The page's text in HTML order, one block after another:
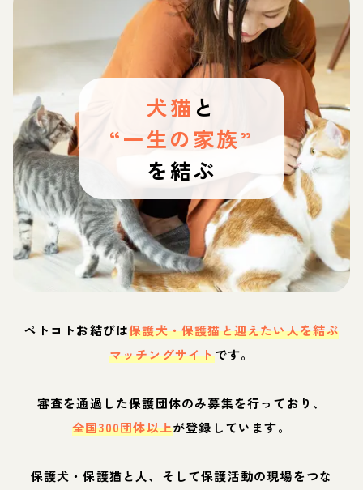
犬猫 と
“一生の家族”
を結ぶ
ペトコトお結びは保護犬・保護猫と迎えたい人を結ぶ
マッチングサイトです。
審査を通過した保護団体のみ募集を行っており、
全国300団体以上が登録しています。
保護犬・保護猫と人、そして保護活動の現場をつな